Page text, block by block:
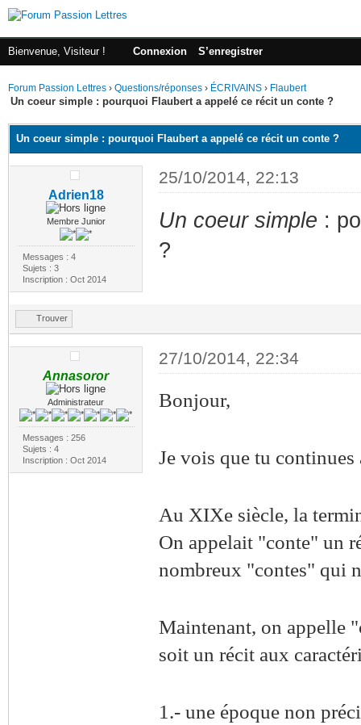
Bienvenue, Visiteur ! Connexion S’enregistrer
Forum Passion Lettres › Questions/réponses › ÉCRIVAINS › Flaubert
Un coeur simple : pourquoi Flaubert a appelé ce récit un conte ?
Un coeur simple : pourquoi Flaubert a appelé ce récit un conte ?
Adrien18
Membre Junior
Messages : 4
Sujets : 3
Inscription : Oct 2014
25/10/2014, 22:13
Un coeur simple :
?
Trouver
Annasoror
Administrateur
Messages : 256
Sujets : 4
Inscription : Oct 2014
27/10/2014, 22:34
Bonjour,
Je vois que tu
Au XIXe siècle, la
On appelait "conte" un
nombreux "contes" qui
Maintenant, on appelle
soit un récit aux
1.- une époque non